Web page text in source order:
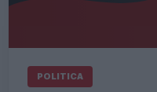
POLITICA